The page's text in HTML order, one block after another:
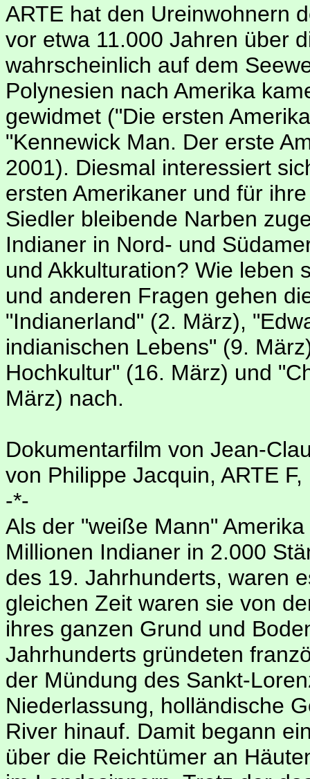
ARTE hat den Ureinwohnern
vor etwa 11.000 Jahren über
wahrscheinlich auf dem
Polynesien nach Amerika
gewidmet ("Die ersten
"Kennewick Man. Der erste
2001). Diesmal interessiert
ersten Amerikaner und für
Siedler bleibende Narben
Indianer in Nord- und
und Akkulturation? Wie leben
und anderen Fragen gehen
"Indianerland" (2. März),
indianischen Lebens" (9.
Hochkultur" (16. März) und
März) nach.
Dokumentarfilm von Jean-
von Philippe Jacquin, ARTE
-*-
Als der "weiße Mann"
Millionen Indianer in 2.000
des 19. Jahrhunderts, waren
gleichen Zeit waren sie von
ihres ganzen Grund und
Jahrhunderts gründeten
der Mündung des Sankt-
Niederlassung, holländische
River hinauf. Damit begann
über die Reichtümer an